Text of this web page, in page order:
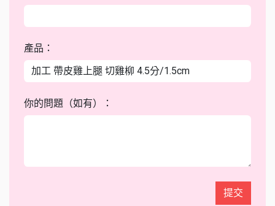
產品：
你的問題（如有）：
提交